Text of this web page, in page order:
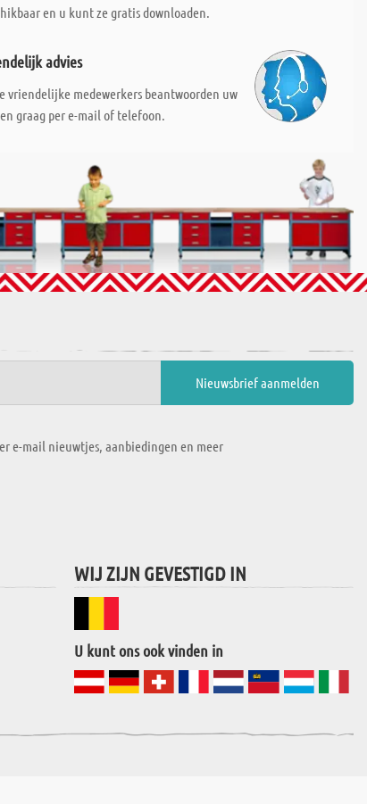
en u kunt ze gratis downloaden.
advies
vriendelijke medewerkers beantwoorden uw
graag per e-mail of telefoon.
e-mail nieuwtjes, aanbiedingen en meer
WIJ ZIJN GEVESTIGD IN
U kunt ons ook vinden in